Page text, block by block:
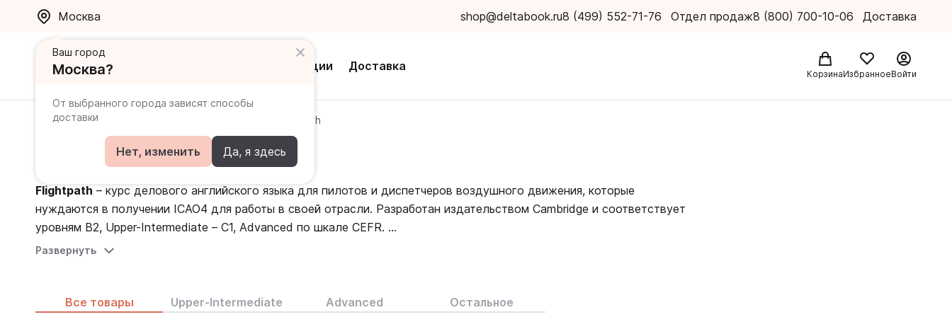
Москва shop@deltabook.ru8 (499) 552-71-76 Отдел продаж8 (800) 700-10-06 Доставка
Акции Доставка
КорзинаИзбранноеВойти
Ваш город
Москва?
От выбранного города зависят способы
доставки
Нет, изменить Да, я здесь
Главная Каталог Flightpath
Flightpath
Flightpath – курс делового английского языка для пилотов и диспетчеров воздушного движения, которые
нуждаются в получении ICAO4 для работы в своей отрасли. Разработан издательством Cambridge и соответствует
уровням B2, Upper-Intermediate – C1, Advanced по шкале CEFR.
тематические кейсы, самоанализ навыков общения и анализ коммуникативных задач в разных ситуациях.
Развернуть
Все товары Upper-Intermediate Advanced Остальное